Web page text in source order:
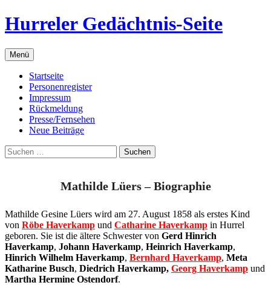
Zum
Inhalt
Hurreler Gedächtnis-Seite
Menü
Startseite
Personenregister
Impressum
Rückmeldung
Presse/Fernsehen
Neue Beiträge
Suchen
nach:
Mathilde Lüers – Biographie
Mathilde Gesine Lüers wird am 27. August 1858 als erstes Kind
von Röbe Haverkamp und Catharine Haverkamp in Hurrel
geboren. Sie ist die ältere Schwester von Gerd Hinrich
Haverkamp, Johann Haverkamp, Heinrich Haverkamp,
Hinrich Wilhelm Haverkamp, Bernhard Haverkamp, Meta
Katharine Busch, Diedrich Haverkamp, Georg Haverkamp und
Martha Hermine Ostendorf.